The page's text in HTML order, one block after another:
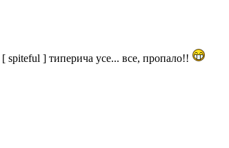
spiteful ] типерича усе... все, пропало!!